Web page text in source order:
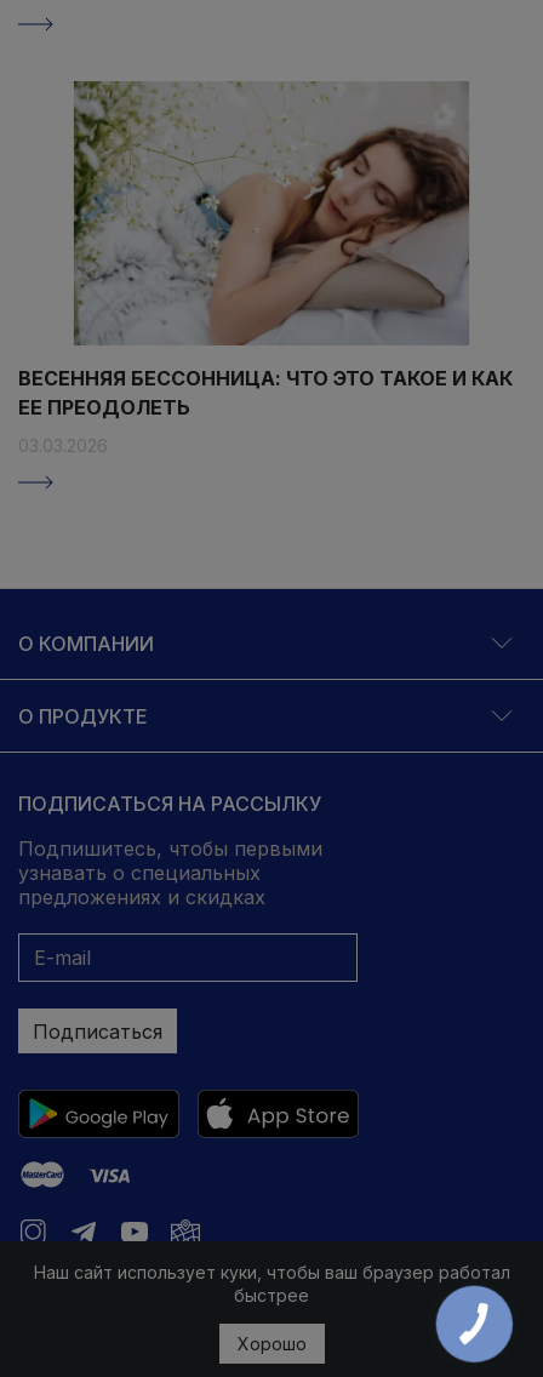
ВЕСЕННЯЯ БЕССОННИЦА: ЧТО ЭТО ТАКОЕ И КАК
ЕЕ ПРЕОДОЛЕТЬ
03.03.2026
О КОМПАНИИ
О ПРОДУКТЕ
ПОДПИСАТЬСЯ НА РАССЫЛКУ
Подпишитесь, чтобы первыми
узнавать о специальных
предложениях и скидках
Подписаться
Наш сайт использует куки, чтобы ваш браузер работал
быстрее
Хорошо